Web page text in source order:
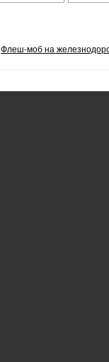
Флеш-моб на